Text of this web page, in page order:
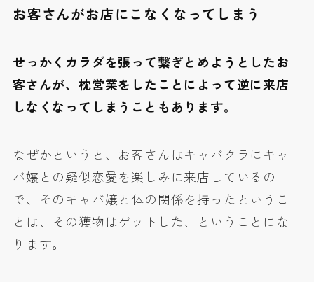
お客さんがお店にこなくなってしまう
せっかくカラダを張って繋ぎとめようとしたお
客さんが、枕営業をしたことによって逆に来店
しなくなってしまうこともあります。
なぜかというと、お客さんはキャバクラにキャ
バ嬢との疑似恋愛を楽しみに来店しているの
で、そのキャバ嬢と体の関係を持ったというこ
とは、その獲物はゲットした、ということにな
ります。